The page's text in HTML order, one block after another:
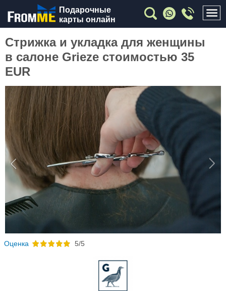
Подарочные
карты онлайн
Стрижка и укладка для женщины
в салоне Grieze стоимостью 35
EUR
Previous
Oценка 5/5